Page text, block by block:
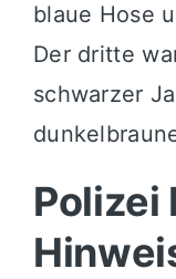
blaue Hose
Der dritte
schwarzer
Polizei